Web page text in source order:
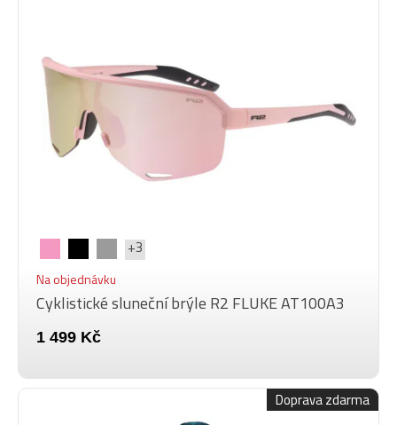
+3
Na objednávku
Cyklistické sluneční brýle R2 FLUKE AT100A3
1 499 Kč
Doprava zdarma